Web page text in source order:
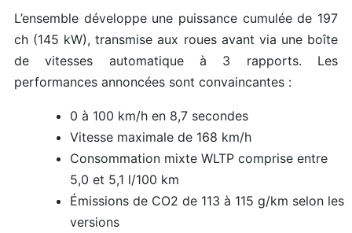
L’ensemble développe une puissance cumulée de 197
ch (145 kW), transmise aux roues avant via une boîte
de vitesses automatique à 3 rapports. Les
performances annoncées sont convaincantes :
0 à 100 km/h en 8,7 secondes
Vitesse maximale de 168 km/h
Consommation mixte WLTP comprise entre
5,0 et 5,1 l/100 km
Émissions de CO2 de 113 à 115 g/km selon les
versions